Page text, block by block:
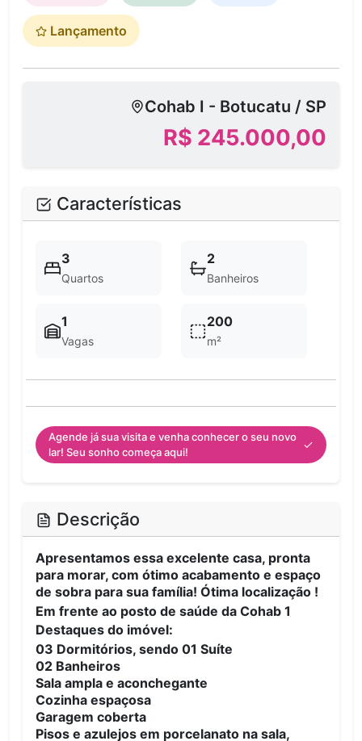
Lançamento
Cohab I - Botucatu / SP
R$ 245.000,00
Características
3
Quartos
2
Banheiros
1
Vagas
200
m²
Agende já sua visita e venha conhecer o seu novo
lar! Seu sonho começa aqui!
Descrição
Apresentamos essa excelente casa, pronta
para morar, com ótimo acabamento e espaço
de sobra para sua família! Ótima localização !
Em frente ao posto de saúde da Cohab 1
Destaques do imóvel:
03 Dormitórios, sendo 01 Suíte
02 Banheiros
Sala ampla e aconchegante
Cozinha espaçosa
Garagem coberta
Pisos e azulejos em porcelanato na sala,